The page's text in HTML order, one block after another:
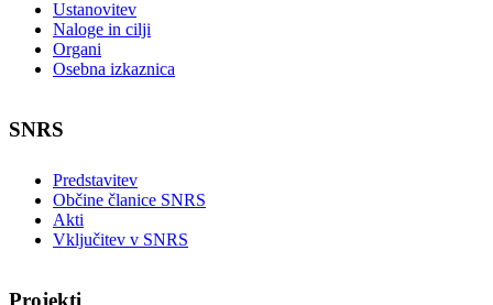
Ustanovitev
Naloge in cilji
Organi
Osebna izkaznica
SNRS
Predstavitev
Občine članice SNRS
Akti
Vključitev v SNRS
Projekti